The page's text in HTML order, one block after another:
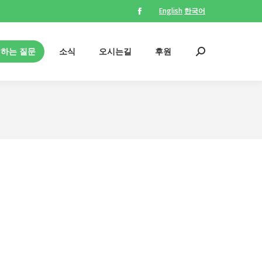
Facebook
opens
English 한국어
는 질문 소식 오시는길 후원 Search:
는 질문 소식 오시는길 후원